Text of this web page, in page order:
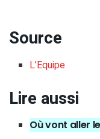
Source
L’Equipe
Lire aussi
Où vont aller